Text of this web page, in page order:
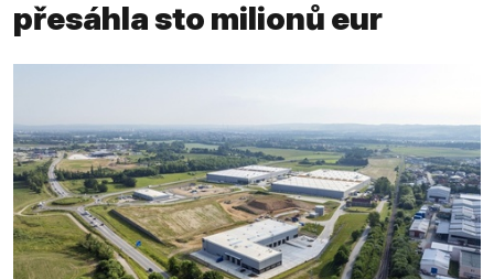
přesáhla sto milionů eur